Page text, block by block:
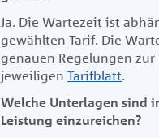
Ja. Die Wartezeit ist
gewählten Tarif. Die
genauen Regelungen
jeweiligen Tarifblatt.
Welche Unterlagen sind
Leistung einzureichen?